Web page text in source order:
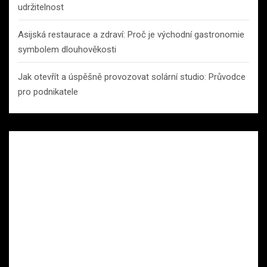
udržitelnost
Asijská restaurace a zdraví: Proč je východní gastronomie
symbolem dlouhověkosti
Jak otevřít a úspěšně provozovat solární studio: Průvodce
pro podnikatele